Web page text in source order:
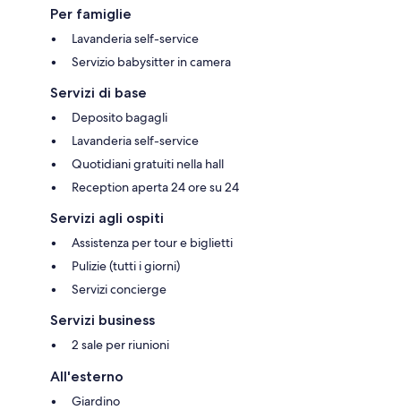
Per famiglie
Lavanderia self-service
Servizio babysitter in camera
Servizi di base
Deposito bagagli
Lavanderia self-service
Quotidiani gratuiti nella hall
Reception aperta 24 ore su 24
Servizi agli ospiti
Assistenza per tour e biglietti
Pulizie (tutti i giorni)
Servizi concierge
Servizi business
2 sale per riunioni
All'esterno
Giardino